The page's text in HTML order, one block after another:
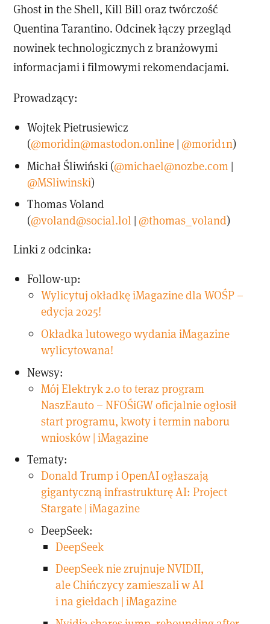
Ghost in the Shell, Kill Bill oraz twórczość
Quentina Tarantino. Odcinek łączy przegląd
nowinek technologicznych z branżowymi
informacjami i filmowymi rekomendacjami.
Prowadzący:
Wojtek Pietrusiewicz
(@moridin@mastodon.online | @morid1n)
Michał Śliwiński (@michael@nozbe.com |
@MSliwinski)
Thomas Voland
(@voland@social.lol | @thomas_voland)
Linki z odcinka:
Follow-up:
Wylicytuj okładkę iMagazine dla WOŚP –
edycja 2025!
Okładka lutowego wydania iMagazine
wylicytowana!
Newsy:
Mój Elektryk 2.0 to teraz program
NaszEauto – NFOŚiGW oficjalnie ogłosił
start programu, kwoty i termin naboru
wniosków | iMagazine
Tematy:
Donald Trump i OpenAI ogłaszają
gigantyczną infrastrukturę AI: Project
Stargate | iMagazine
DeepSeek:
DeepSeek
DeepSeek nie zrujnuje NVIDII,
ale Chińczycy zamieszali w AI
i na giełdach | iMagazine